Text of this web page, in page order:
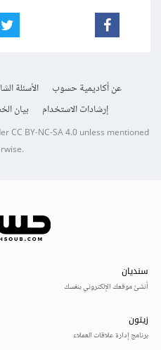
عن أكاديمية حسوب الأسئلة
إرشادات الاستخدام
بيان
CC BY-NC-SA 4.0unless mentioned